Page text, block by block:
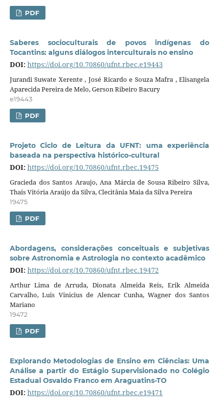
PDF
Saberes socioculturais de povos indígenas do
Tocantins: alguns diálogos interculturais no ensino
DOI: https://doi.org/10.70860/ufnt.rbec.e19443
Jurandi Suwate Xerente , José Ricardo e Souza Mafra , Elisangela
Aparecida Pereira de Melo, Gerson Ribeiro Bacury
e19443
PDF
Projeto Ciclo de Leitura da UFNT: uma experiência
baseada na perspectiva histórico-cultural
DOI: https://doi.org/10.70860/ufnt.rbec.19475
Gracieda dos Santos Araujo, Ana Márcia de Sousa Ribeiro Silva,
Thais Vitória Araújo da Silva, Clecitânia Maia da Silva Pereira
19475
PDF
Abordagens, considerações conceituais e subjetivas
sobre Astronomia e Astrologia no contexto acadêmico
DOI: https://doi.org/10.70860/ufnt.rbec.19472
Arthur Lima de Arruda, Dionata Almeida Reis, Erik Almeida
Carvalho, Luis Vinicius de Alencar Cunha, Wagner dos Santos
Mariano
19472
PDF
Explorando Metodologias de Ensino em Ciências: Uma
Análise a partir do Estágio Supervisionado no Colégio
Estadual Osvaldo Franco em Araguatins-TO
DOI: https://doi.org/10.70860/ufnt.rbec.e19471